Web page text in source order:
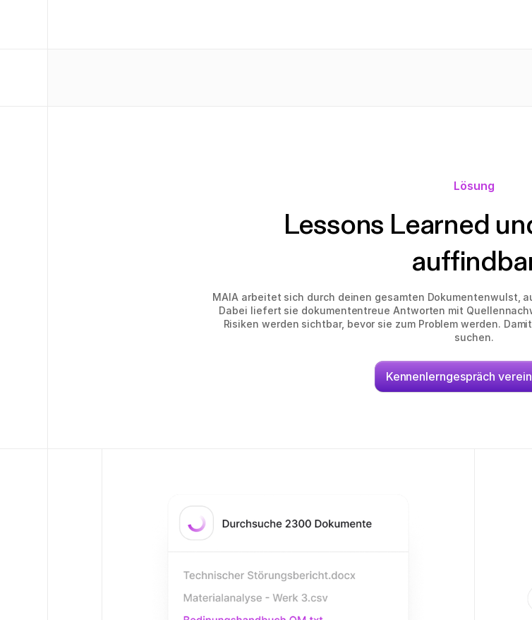
Lösung
Lessons Learned
MAIA arbeitet sich durch deinen gesamten Dokumentenwulst,
Dabei liefert sie dokumententreue Antworten mit
Risiken werden sichtbar, bevor sie zum Problem werden.
suchen.
Kennenlerngespräch